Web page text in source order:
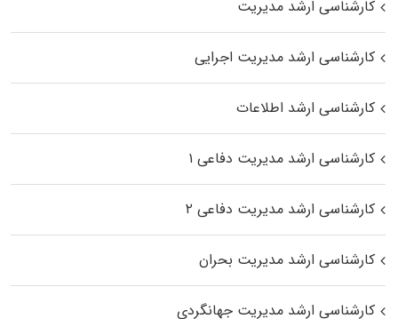
کارشناسی ارشد مدیریت
کارشناسی ارشد مدیریت اجرایی
کارشناسی ارشد اطلاعات
کارشناسی ارشد مدیریت دفاعی ۱
کارشناسی ارشد مدیریت دفاعی ۲
کارشناسی ارشد مدیریت بحران
کارشناسی ارشد مدیریت جهانگردی